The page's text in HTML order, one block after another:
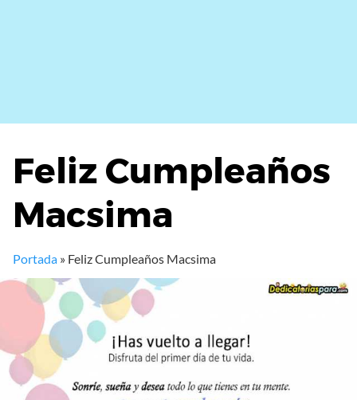
Feliz Cumpleaños
Macsima
Portada » Feliz Cumpleaños Macsima